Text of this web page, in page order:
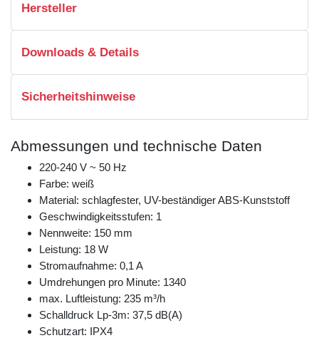
Hersteller
Downloads & Details
Sicherheitshinweise
Abmessungen und technische Daten
220-240 V ~ 50 Hz
Farbe: weiß
Material: schlagfester, UV-beständiger ABS-Kunststoff
Geschwindigkeitsstufen: 1
Nennweite: 150 mm
Leistung: 18 W
Stromaufnahme: 0,1 A
Umdrehungen pro Minute: 1340
max. Luftleistung: 235 m³/h
Schalldruck Lp-3m: 37,5 dB(A)
Schutzart: IPX4